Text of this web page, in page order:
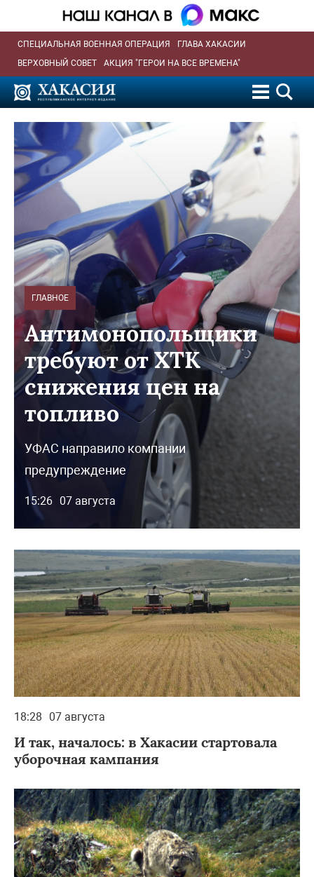
СПЕЦИАЛЬНАЯ ВОЕННАЯ ОПЕРАЦИЯ
ГЛАВА ХАКАСИИ
ВЕРХОВНЫЙ СОВЕТ
АКЦИЯ "ГЕРОИ НА ВСЕ ВРЕМЕНА"
ГЛАВНОЕ
Антимонопольщики
требуют от ХТК
снижения цен на
топливо
УФАС направило компании
предупреждение
15:26 07 августа
18:28 07 августа
И так, началось: в Хакасии стартовала
уборочная кампания